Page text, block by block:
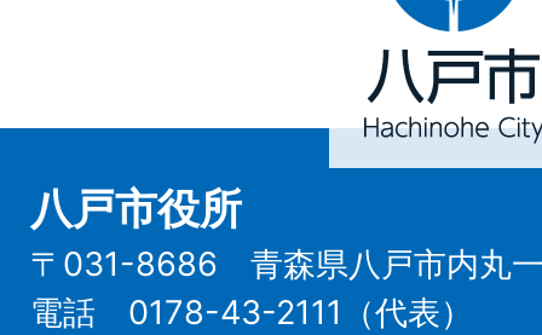
Hachinohe
City
八戸市役所
〒031-8686 青森県八戸市内丸一
電話 0178-43-2111（代表）